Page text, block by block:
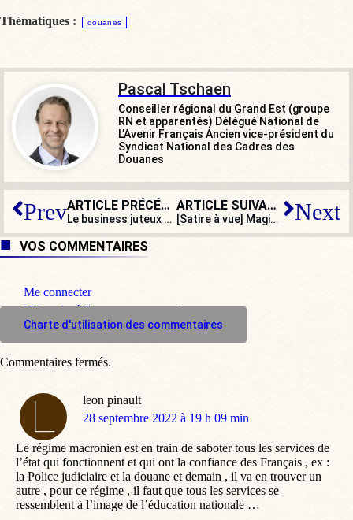
Thématiques : douanes
Pascal Tschaen
Conseiller régional du Grand Est (groupe
RN et apparentés) Délégué National de
L’Avenir Français Ancien vice-président du
Syndicat National des Cadres des
Douanes
Prev ARTICLE PRÉCÉDENT
Le business juteux des passeurs de migrants
ARTICLE SUIVANT
[Satire à vue] Magie du Bisounours : une randonnée à vélo et le jeune de banlieue retrouve la sérénité Next
VOS COMMENTAIRES
Me connecter
M'inscrire à l'espace commentaire
Charte d'utilisation des commentaires
leon pinault
dit
28 septembre 2022 à 19 h 09 min
Le régime macronien est en train de saboter tous les services de
l’état qui fonctionnent et qui ont la confiance des Français , ex :
la Police judiciaire et la douane et demain , il va en trouver un
autre , pour ce régime , il faut que tous les services se
ressemblent à l’image de l’éducation nationale …
Commentaires fermés.